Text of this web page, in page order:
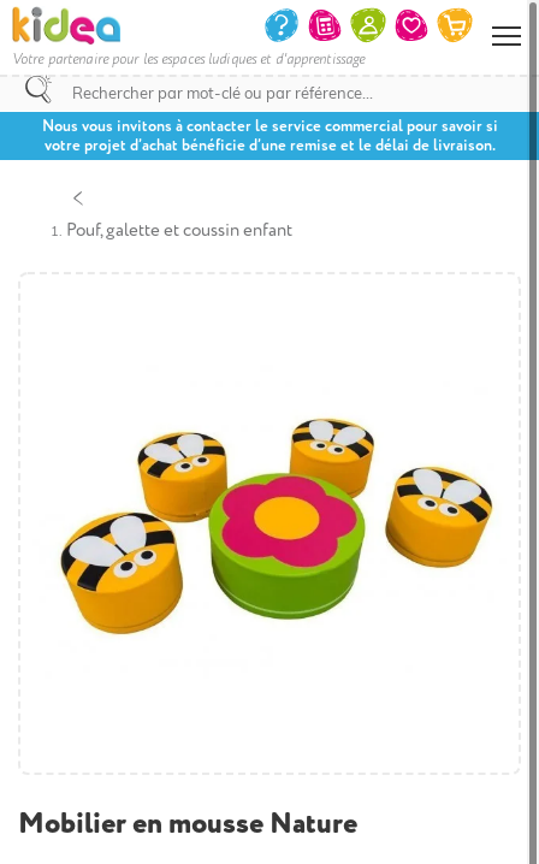
Votre partenaire pour les espaces ludiques et d'apprentissage
Nous vous invitons à contacter le service commercial pour savoir si
votre projet d’achat bénéficie d’une remise et le délai de livraison.
Pouf, galette et coussin enfant
Mobilier en mousse Nature